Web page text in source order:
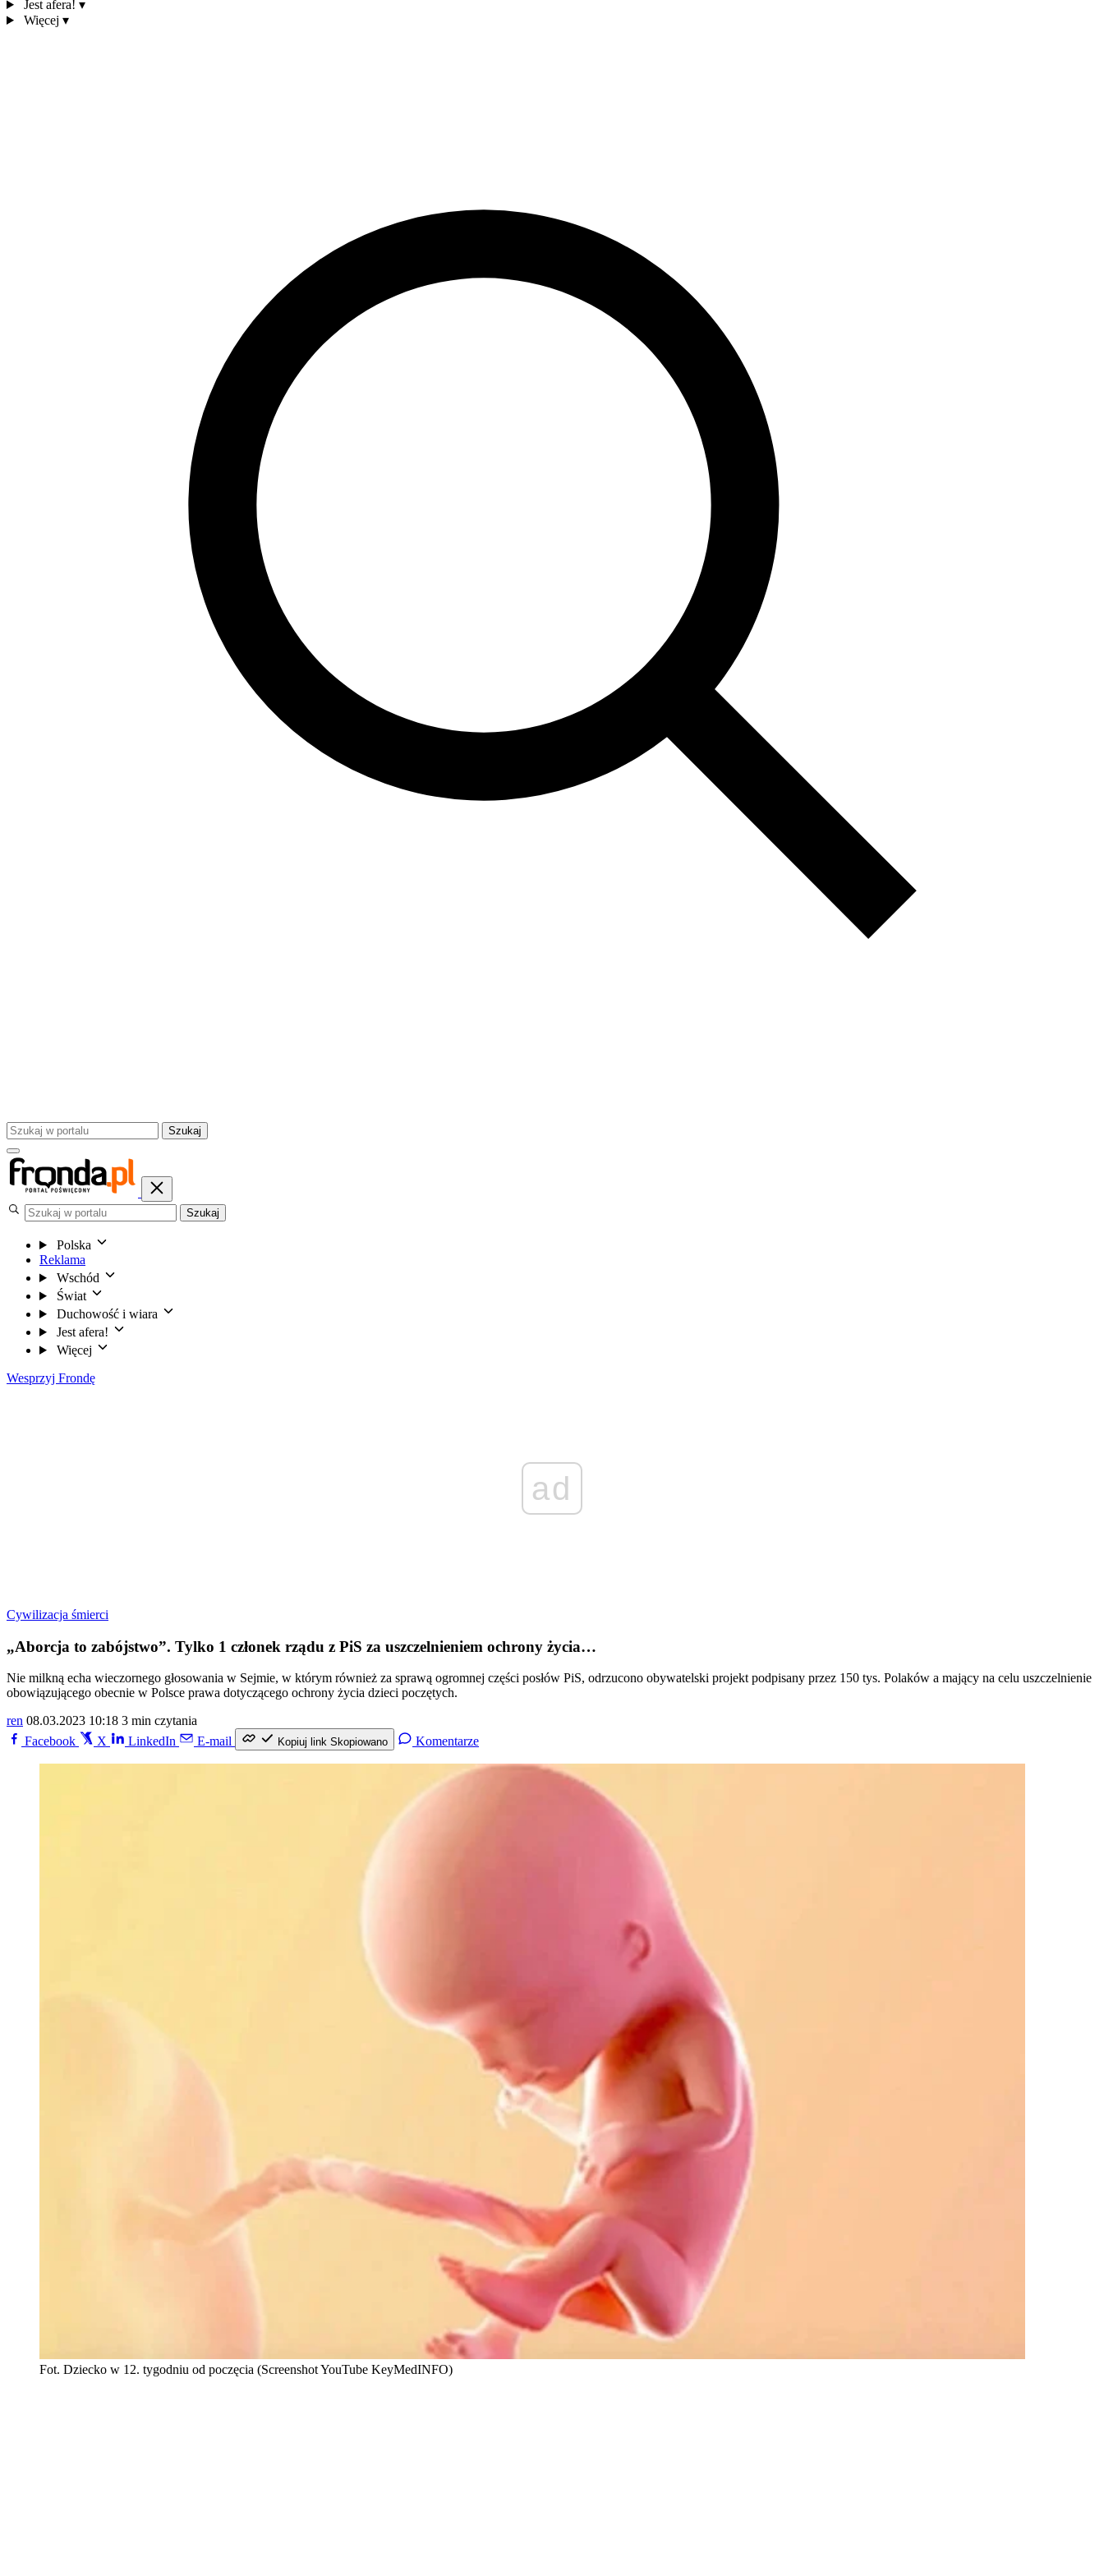
Jest afera! ▾
Więcej ▾
Szukaj
Szukaj
Polska
Reklama
Wschód
Świat
Duchowość i wiara
Jest afera!
Więcej
Wesprzyj Frondę
ad
Cywilizacja śmierci
„Aborcja to zabójstwo”. Tylko 1 członek rządu z PiS za uszczelnieniem ochrony życia…
Nie milkną echa wieczornego głosowania w Sejmie, w którym również za sprawą ogromnej części posłów PiS, odrzucono obywatelski projekt podpisany przez 150 tys. Polaków a mający na celu uszczelnienie
obowiązującego obecnie w Polsce prawa dotyczącego ochrony życia dzieci poczętych.
ren 08.03.2023 10:18 3 min czytania
Facebook
X LinkedIn E-mail Kopiuj link Skopiowano Komentarze
Fot. Dziecko w 12. tygodniu od poczęcia (Screenshot YouTube KeyMedINFO)